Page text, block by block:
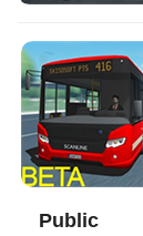
Public